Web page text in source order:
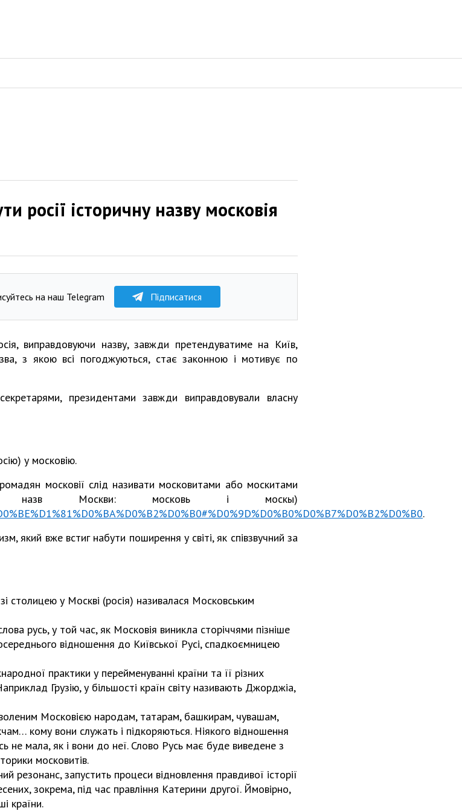
росії історичну назву московія
на наш Telegram Підписатися
виправдовуючи назву, завжди претендуватиме на Київ,
з якою всі погоджуються, стає законною і мотивує по
президентами завжди виправдовували власну
у московію.
московії слід називати московитами або москитами
назв Москви: московь і москы)
.
який вже встиг набути поширення у світі, як співзвучний за
столицею у Москві (росія) називалася Московським
русь, у той час, як Московія виникла сторіччями пізніше
відношення до Київської Русі, спадкоємницею
практики у перейменуванні країни та її різних
Грузію, у більшості країн світу називають Джорджіа,
Московією народам, татарам, башкирам, чувашам,
кому вони служать і підкоряються. Ніякого відношення
не мала, як і вони до неї. Слово Русь має буде виведене з
московитів.
резонанс, запустить процеси відновлення правдивої історії
зокрема, під час правління Катерини другої. Ймовірно,
країни.